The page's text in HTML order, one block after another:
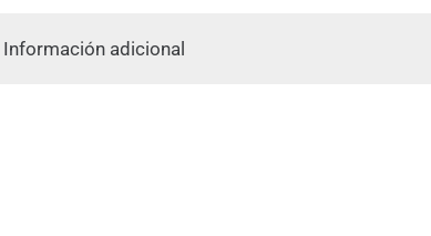
Información adicional